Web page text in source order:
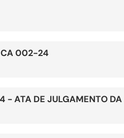
002-24
DE JULGAMENTO DA